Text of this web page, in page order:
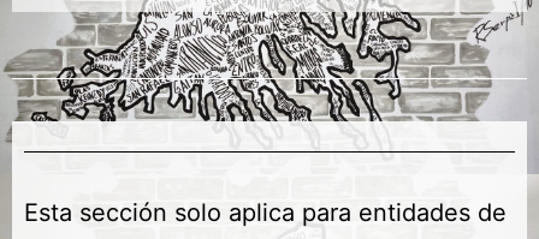
Esta sección solo aplica para entidades de